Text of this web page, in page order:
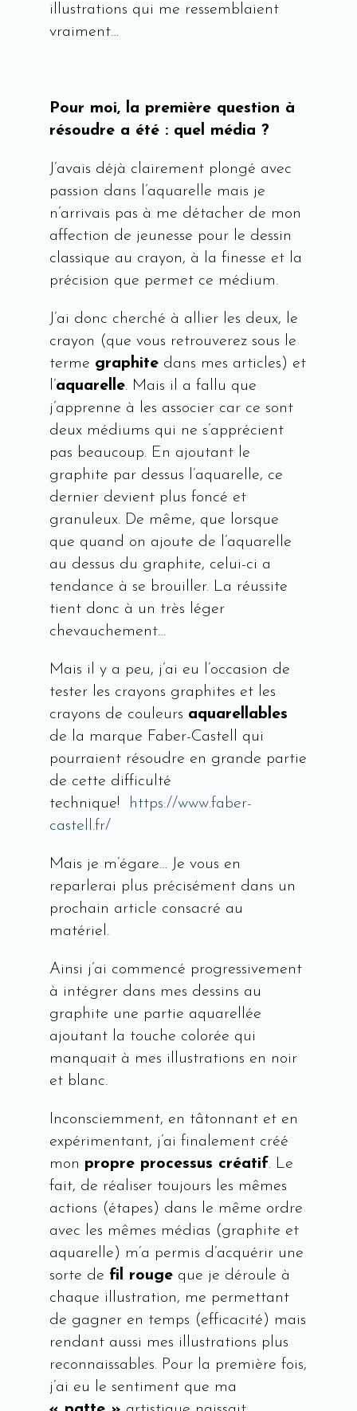
illustrations qui me ressemblaient
vraiment…
Pour moi, la première question à
résoudre a été : quel média ?
J’avais déjà clairement plongé avec
passion dans l’aquarelle mais je
n’arrivais pas à me détacher de mon
affection de jeunesse pour le dessin
classique au crayon, à la finesse et la
précision que permet ce médium.
J’ai donc cherché à allier les deux, le
crayon (que vous retrouverez sous le
terme graphitedans mes articles) et
l’aquarelle. Mais il a fallu que
j’apprenne à les associer car ce sont
deux médiums qui ne s’apprécient
pas beaucoup. En ajoutant le
graphite par dessus l’aquarelle, ce
dernier devient plus foncé et
granuleux. De même, que lorsque
que quand on ajoute de l’aquarelle
au dessus du graphite, celui-ci a
tendance à se brouiller. La réussite
tient donc à un très léger
chevauchement…
Mais il y a peu, j’ai eu l’occasion de
tester les crayons graphites et les
crayons de couleurs aquarellables
de la marque Faber-Castell qui
pourraient résoudre en grande partie
de cette difficulté
technique!
https://www.faber-
castell.fr/
Mais je m’égare… Je vous en
reparlerai plus précisément dans un
prochain article consacré au
matériel.
Ainsi j’ai commencé progressivement
à intégrer dans mes dessins au
graphite une partie aquarellée
ajoutant la touche colorée qui
manquait à mes illustrations en noir
et blanc.
Inconsciemment, en tâtonnant et en
expérimentant, j’ai finalement créé
mon propre processus créatif. Le
fait, de réaliser toujours les mêmes
actions (étapes) dans le même ordre
avec les mêmes médias (graphite et
aquarelle) m’a permis d’acquérir une
sorte de fil rougeque je déroule à
chaque illustration, me permettant
de gagner en temps (efficacité) mais
rendant aussi mes illustrations plus
reconnaissables. Pour la première fois,
j’ai eu le sentiment que ma